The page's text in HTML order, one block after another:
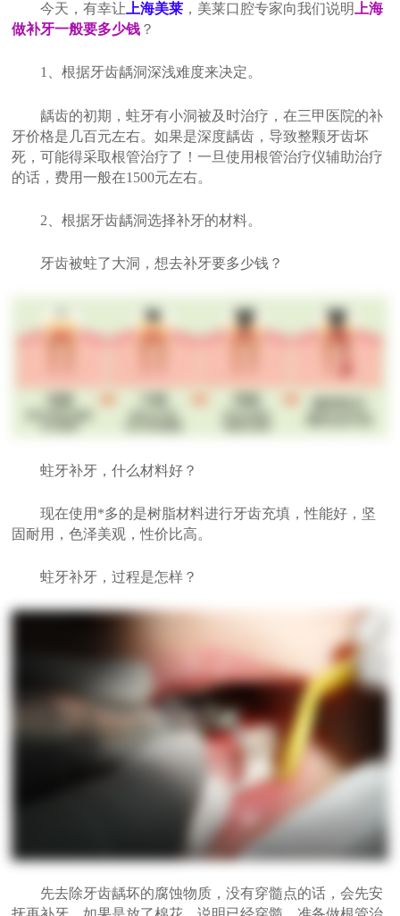
今天，有幸让 上海美莱 ，美莱口腔专家向我们说明
上海
做补牙一般要多少钱 ？
1、根据牙齿龋洞深浅难度来决定。
龋齿的初期，蛀牙有小洞被及时治疗，在三甲医院的补
牙价格是几百元左右。如果是深度龋齿，导致整颗牙齿坏
死，可能得采取根管治疗了！一旦使用根管治疗仪辅助治疗
的话，费用一般在1500元左右。
2、根据牙齿龋洞选择补牙的材料。
牙齿被蛀了大洞，想去补牙要多少钱？
蛀牙补牙，什么材料好？
现在使用*多的是树脂材料进行牙齿充填，性能好，坚
固耐用，色泽美观，性价比高。
蛀牙补牙，过程是怎样？
先去除牙齿龋坏的腐蚀物质，没有穿髓点的话，会先安